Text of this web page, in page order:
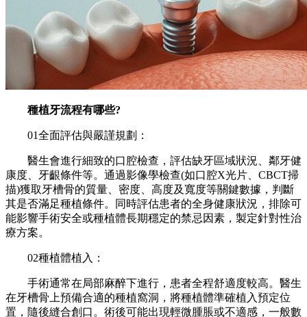
種植牙流程有哪些?
01全面評估與嚴謹規劃：
醫生會進行細致的口腔檢查，評估缺牙區域狀況、鄰牙健
康度、牙齦條件等。通過影像學檢查(如口腔X光片、CBCT掃
描)獲取牙槽骨的質量、密度、高度及寬度等關鍵數據，判斷
其是否滿足種植條件。同時評估患者的全身健康狀況，排除可
能影響手術安全或種植體長期穩定的禁忌因素，製定針對性治
療方案。
02種植體植入：
手術通常在局部麻醉下進行，患者全程舒適度較高。醫生
在牙槽骨上預備合適的種植窩洞，將種植體準確植入預定位
置，隨後縫合創口。術後可能出現輕微腫脹或不適感，一般數